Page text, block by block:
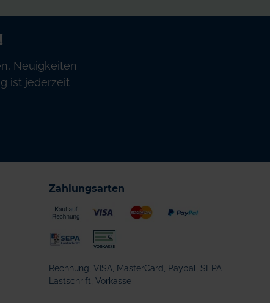
Neuigkeiten
ist jederzeit
Zahlungsarten
Rechnung, VISA, MasterCard, Paypal, SEPA
Lastschrift, Vorkasse